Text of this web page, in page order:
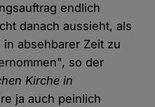
endlich
danach aussieht, als
absehbarer Zeit zu
so der
Kirche in
ja auch peinlich